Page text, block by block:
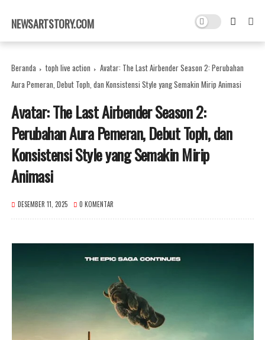
×
NEWSARTSTORY.COM
Beranda toph live action
Avatar: The Last Airbender Season 2: Perubahan
Aura Pemeran, Debut Toph, dan Konsistensi Style yang Semakin Mirip Animasi
Avatar: The Last Airbender Season 2:
Perubahan Aura Pemeran, Debut Toph, dan
Konsistensi Style yang Semakin Mirip
Animasi
DESEMBER 11, 2025 0 KOMENTAR